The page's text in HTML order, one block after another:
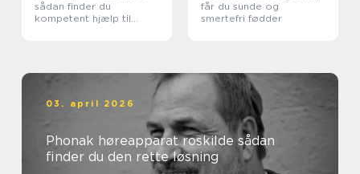
sådan finder du
kompetent hjælp til
får du sunde og
smertefri fødder
03. april 2026
Phonak høreapparat roskilde sådan
finder du den rette løsning